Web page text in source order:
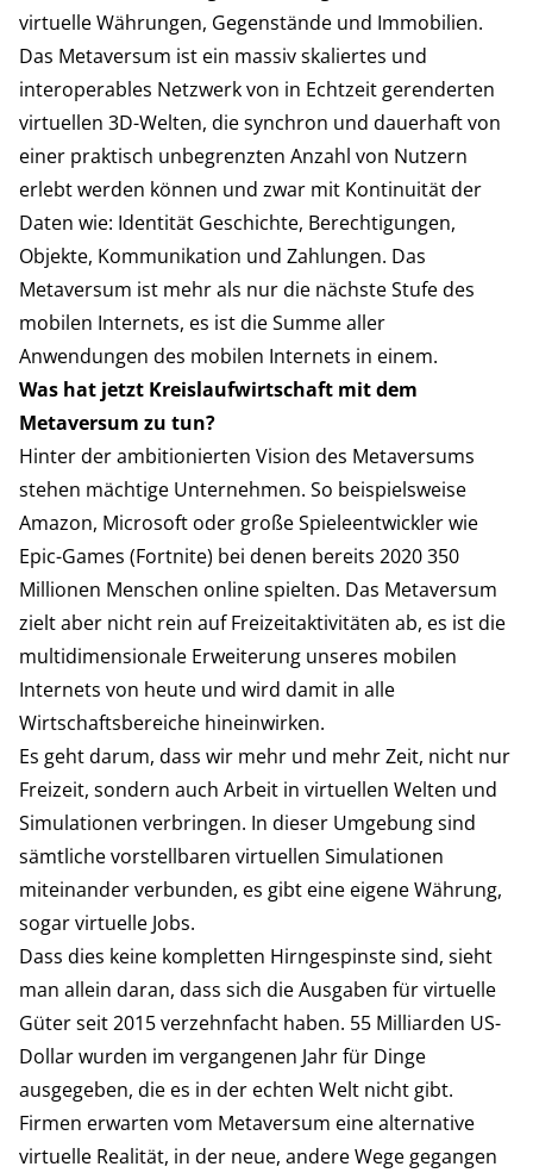
virtuelle Währungen, Gegenstände und Immobilien.
Das Metaversum ist ein massiv skaliertes und
interoperables Netzwerk von in Echtzeit gerenderten
virtuellen 3D-Welten, die synchron und dauerhaft von
einer praktisch unbegrenzten Anzahl von Nutzern
erlebt werden können und zwar mit Kontinuität der
Daten wie: Identität Geschichte, Berechtigungen,
Objekte, Kommunikation und Zahlungen. Das
Metaversum ist mehr als nur die nächste Stufe des
mobilen Internets, es ist die Summe aller
Anwendungen des mobilen Internets in einem.
Was hat jetzt Kreislaufwirtschaft mit dem
Metaversum zu tun?
Hinter der ambitionierten Vision des Metaversums
stehen mächtige Unternehmen. So beispielsweise
Amazon, Microsoft oder große Spieleentwickler wie
Epic-Games (Fortnite) bei denen bereits 2020 350
Millionen Menschen online spielten. Das Metaversum
zielt aber nicht rein auf Freizeitaktivitäten ab, es ist die
multidimensionale Erweiterung unseres mobilen
Internets von heute und wird damit in alle
Wirtschaftsbereiche hineinwirken.
Es geht darum, dass wir mehr und mehr Zeit, nicht nur
Freizeit, sondern auch Arbeit in virtuellen Welten und
Simulationen verbringen. In dieser Umgebung sind
sämtliche vorstellbaren virtuellen Simulationen
miteinander verbunden, es gibt eine eigene Währung,
sogar virtuelle Jobs.
Dass dies keine kompletten Hirngespinste sind, sieht
man allein daran, dass sich die Ausgaben für virtuelle
Güter seit 2015 verzehnfacht haben. 55 Milliarden US-
Dollar wurden im vergangenen Jahr für Dinge
ausgegeben, die es in der echten Welt nicht gibt.
Firmen erwarten vom Metaversum eine alternative
virtuelle Realität, in der neue, andere Wege gegangen